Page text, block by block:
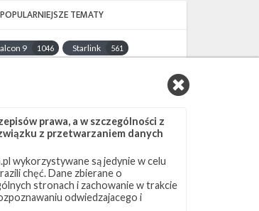
TEMATY
9 1046 Starlink 561
214 ASOG 181
107 Landing Zone 1 96
załogowe 95 ISS 93
prawa, a w szczególności z
z przetwarzaniem danych
wykorzystywane są jedynie w celu
chęć. Dane zbierane o
stronach i zachowanie w trakcie
odwiedzajacego i